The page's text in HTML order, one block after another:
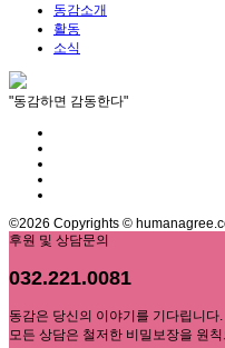
동감소개
활동
소식
"동감하면 감동한다"
©2026 Copyrights ©
후원 및 상담문의
032.221.0081
동감은 당신의 이야기를 기다립니다.
모든 상담은 철저한 비밀보장을 원칙